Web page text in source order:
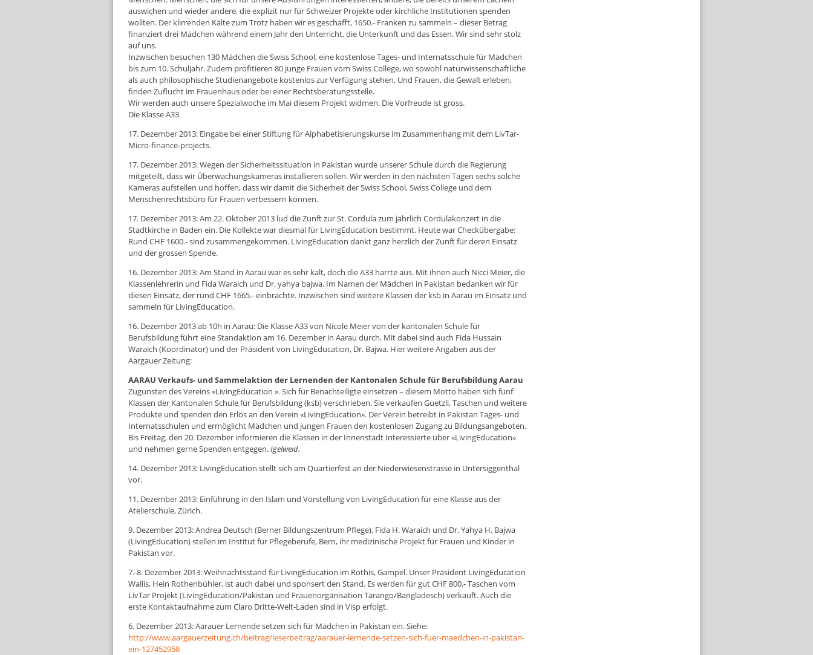
auswichen und wieder andere, die explizit nur für Schweizer Projekte oder kirchliche Institutionen spenden
wollten. Der klirrenden Kälte zum Trotz haben wir es geschafft, 1650.- Franken zu sammeln – dieser Betrag
finanziert drei Mädchen während einem Jahr den Unterricht, die Unterkunft und das Essen. Wir sind sehr stolz
auf uns.
Inzwischen besuchen 130 Mädchen die Swiss School, eine kostenlose Tages- und Internatsschule für Mädchen
bis zum 10. Schuljahr. Zudem profitieren 80 junge Frauen vom Swiss College, wo sowohl naturwissenschaftliche
als auch philosophische Studienangebote kostenlos zur Verfügung stehen. Und Frauen, die Gewalt erleben,
finden Zuflucht im Frauenhaus oder bei einer Rechtsberatungsstelle.
Wir werden auch unsere Spezialwoche im Mai diesem Projekt widmen. Die Vorfreude ist gross.
Die Klasse A33
17. Dezember 2013: Eingabe bei einer Stiftung für Alphabetisierungskurse im Zusammenhang mit dem LivTar-
Micro-finance-projects.
17. Dezember 2013: Wegen der Sicherheitssituation in Pakistan wurde unserer Schule durch die Regierung
mitgeteilt, dass wir Überwachungskameras installieren sollen. Wir werden in den nächsten Tagen sechs solche
Kameras aufstellen und hoffen, dass wir damit die Sicherheit der Swiss School, Swiss College und dem
Menschenrechtsbüro für Frauen verbessern können.
17. Dezember 2013: Am 22. Oktober 2013 lud die Zunft zur St. Cordula zum jährlich Cordulakonzert in die
Stadtkirche in Baden ein. Die Kollekte war diesmal für LivingEducation bestimmt. Heute war Checkübergabe:
Rund CHF 1600.- sind zusammengekommen. LivingEducation dankt ganz herzlich der Zunft für deren Einsatz
und der grossen Spende.
16. Dezember 2013: Am Stand in Aarau war es sehr kalt, doch die A33 harrte aus. Mit ihnen auch Nicci Meier, die
Klassenlehrerin und Fida Waraich und Dr. yahya bajwa. Im Namen der Mädchen in Pakistan bedanken wir für
diesen Einsatz, der rund CHF 1665.- einbrachte. Inzwischen sind weitere Klassen der ksb in Aarau im Einsatz und
sammeln für LivingEducation.
16. Dezember 2013 ab 10h in Aarau: Die Klasse A33 von Nicole Meier von der kantonalen Schule für
Berufsbildung führt eine Standaktion am 16. Dezember in Aarau durch. Mit dabei sind auch Fida Hussain
Waraich (Koordinator) und der Präsident von LivingEducation, Dr. Bajwa. Hier weitere Angaben aus der
Aargauer Zeitung:
AARAU Verkaufs- und Sammelaktion der Lernenden der Kantonalen Schule für Berufsbildung Aarau
Zugunsten des Vereins «LivingEducation ». Sich für Benachteiligte einsetzen – diesem Motto haben sich fünf
Klassen der Kantonalen Schule für Berufsbildung (ksb) verschrieben. Sie verkaufen Guetzli, Taschen und weitere
Produkte und spenden den Erlös an den Verein «LivingEducation». Der Verein betreibt in Pakistan Tages- und
Internatsschulen und ermöglicht Mädchen und jungen Frauen den kostenlosen Zugang zu Bildungsangeboten.
Bis Freitag, den 20. Dezember informieren die Klassen in der Innenstadt Interessierte über «LivingEducation»
und nehmen gerne Spenden entgegen.Igelweid.
14. Dezember 2013: LivingEducation stellt sich am Quartierfest an der Niederwiesenstrasse in Untersiggenthal
vor.
11. Dezember 2013: Einführung in den Islam und Vorstellung von LivingEducation für eine Klasse aus der
Atelierschule, Zürich.
9. Dezember 2013: Andrea Deutsch (Berner Bildungszentrum Pflege), Fida H. Waraich und Dr. Yahya H. Bajwa
(LivingEducation) stellen im Institut für Pflegeberufe, Bern, ihr medizinische Projekt für Frauen und Kinder in
Pakistan vor.
7.-8. Dezember 2013: Weihnachtsstand für LivingEducation im Rothis, Gampel. Unser Präsident LivingEducation
Wallis, Hein Rothenbühler, ist auch dabei und sponsert den Stand. Es werden für gut CHF 800.- Taschen vom
LivTar Projekt (LivingEducation/Pakistan und Frauenorganisation Tarango/Bangladesch) verkauft. Auch die
erste Kontaktaufnahme zum Claro Dritte-Welt-Laden sind in Visp erfolgt.
6. Dezember 2013: Aarauer Lernende setzen sich für Mädchen in Pakistan ein. Siehe:
http://www.aargauerzeitung.ch/beitrag/leserbeitrag/aarauer-lernende-setzen-sich-fuer-maedchen-in-pakistan-
ein-127452958